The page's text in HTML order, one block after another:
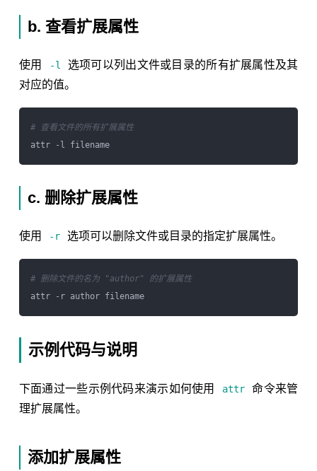
b. 查看扩展属性
使用 -l
选项可以列出文件或目录的所有扩展属性及其
对应的值。
# 查看文件的所有扩展属性
attr -l filename
c. 删除扩展属性
使用 -r 选项可以删除文件或目录的指定扩展属性。
# 删除文件的名为 "author" 的扩展属性
attr -r author filename
示例代码与说明
下面通过一些示例代码来演示如何使用 attr
命令来管
理扩展属性。
添加扩展属性